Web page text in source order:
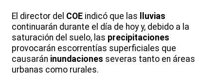
El director del COE indicó que las
lluvias
continuarán durante el día de hoy y, debido a la
saturación del suelo, las precipitaciones
provocarán escorrentías superficiales que
causarán inundaciones severas tanto en áreas
urbanas como rurales.